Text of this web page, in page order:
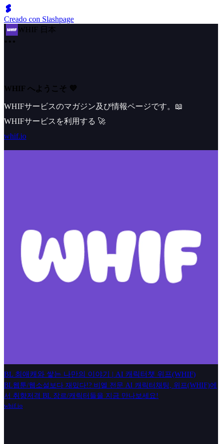
Creado con Slashpage
WHIF 日本
WHIF へようこそ 💜
WHIFサービスのマガジン及び情報ページです。📖
WHIFサービスを利用する 🚀
whif.io
BL 최애캐와 쌓는 나만의 이야기 | AI 캐릭터챗 위프(WHIF)
BL웹툰/웹소설보다 재밌다!? 비엘 전문 AI 캐릭터채팅, 위프(WHIF)에
서 취향저격 BL 장르/캐릭터들을 지금 만나보세요!
whif.io